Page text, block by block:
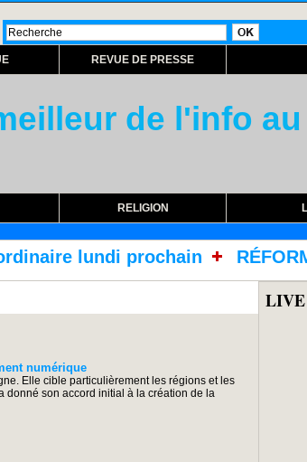
REVUE DE PRESSE
de l'info au
RELIGION
RÉFORME DES
numérique
Elle cible particulièrement les régions et les
donné son accord initial à la création de la